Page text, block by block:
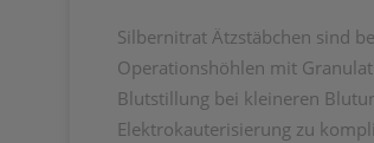
Silbernitrat Ätzstäbchen sind
Operationshöhlen mit
Blutstillung bei kleineren
Elektrokauterisierung zu